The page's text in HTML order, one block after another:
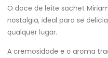
O doce de leite sachet
nostalgia, ideal para se
qualquer lugar.
A cremosidade e o aroma